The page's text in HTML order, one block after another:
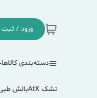
ورود / ثبت
دسته‌بندی کالاها
تشک AtX بالش